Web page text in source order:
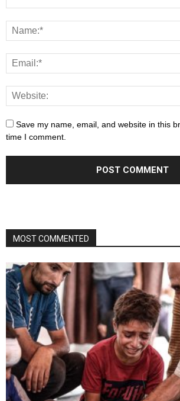
Save my name, email, and website in this
time I comment.
MOST COMMENTED